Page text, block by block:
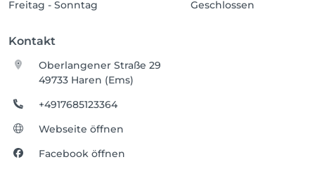
Freitag - Sonntag
Geschlossen
Kontakt
Oberlangener Straße 29
49733 Haren (Ems)
+4917685123364
Webseite öffnen
Facebook öffnen